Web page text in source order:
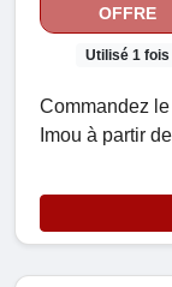
OFFRE
Utilisé 1 fois
Commandez
Imou à partir